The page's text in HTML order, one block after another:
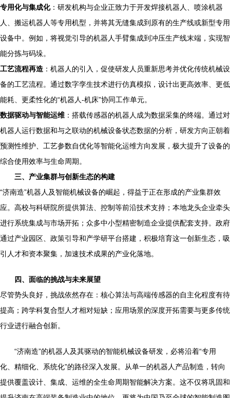
专用化与集成化：研发机构与企业正致力于开发焊接机器人、喷涂机器
人、搬运机器人等专用机型，并将其无缝集成到原有的生产线或新型专用
设备中。例如，将视觉引导的机器人手臂集成到冲压生产线末端，实现智
能分拣与码垛。
工艺流程再造 ：机器人的引入，促使研发人员重新思考并优化传统机械设
备的工艺流程。通过数字孪生技术进行仿真模拟，设计出更高效率、更低
能耗、更柔性化的“机器人-机床”协同工作单元。
数据驱动与智能运维 ：搭载传感器的机器人成为数据采集的终端。通过对
机器人运行数据和与之联动的机械设备状态数据的分析，研发方向正朝着
预测性维护、工艺参数自优化等智能化运维方向发展，极大提升了设备的
综合使用效率与生命周期。
三、产业集群与创新生态的构建
“济南造”机器人及智能机械设备的崛起，得益于正在形成的产业集群效
应。高校与科研院所提供算法、控制等前沿技术支持；本地龙头企业牵头
进行系统集成与市场开拓；众多中小型精密制造企业提供配套支持。政府
通过产业园区、政策引导和产学研平台搭建，积极培育这一创新生态，吸
引人才和资本聚集，加速技术成果的产业化落地。
四、面临的挑战与未来展望
尽管势头良好，挑战依然存在：核心算法与高端传感器的自主化程度有待
提高；跨学科复合型人才相对短缺；应用场景的深度开拓需要与更多传统
行业进行融合创新。
“济南造”的机器人及其驱动的智能机械设备研发，必将沿着“专用
化、精细化、系统化”的路径深入发展。从单一的机器人产品制造，转向
提供覆盖设计、集成、运维的全生命周期智能解决方案。这不仅将巩固和